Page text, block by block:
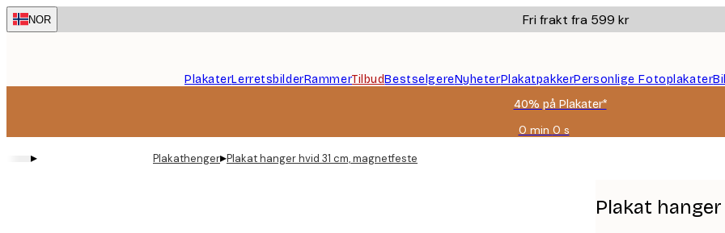
Skip
to
NOR Fri frakt fra 599 kr
PlakaterLerretsbilderRammerTilbudBestselgereNyheterPlakatpakkerPersonlige Fotoplakater
40% på Plakater*
0 min 0 s
Gyldig
▸ Plakathenger▸Plakat hanger hvid 31 cm, magnetfeste
Plakat